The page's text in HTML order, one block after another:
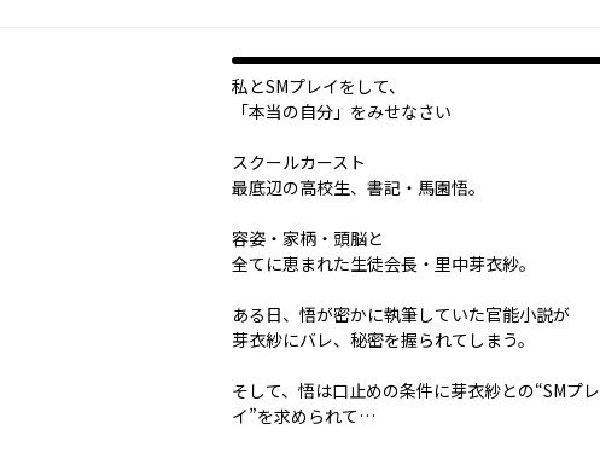
私とSMプレイをして、
「本当の自分」をみせなさい――
スクールカースト
最底辺の高校生、書記・馬園悟。
容姿・家柄・頭脳と
全てに恵まれた生徒会長・里中芽衣紗。
ある日、悟が密かに執筆していた官能小説が
芽衣紗にバレ、秘密を握られてしまう。
そして、悟は口止めの条件に芽衣紗との“SMプレ
イ”を求められて…